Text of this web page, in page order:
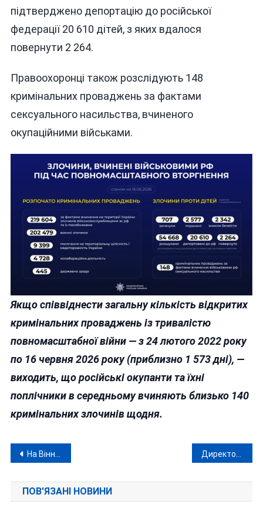
підтверджено депортацію до російської
федерації 20 610 дітей, з яких вдалося
повернути 2 264.
Правоохоронці також розслідують 148
кримінальних проваджень за фактами
сексуального насильства, вчиненого
окупаційними військами.
Якщо співвіднести загальну кількість відкритих
кримінальних проваджень із тривалістю
повномасштабної війни — з 24 лютого 2022 року
по 16 червня 2026 року (приблизно 1 573 дні), —
виходить, що російські окупанти та їхні
поплічники в середньому вчиняють близько 140
кримінальних злочинів щодня.
Навігація
записів
На Вінниччині затримали адміністраторку Viber-мережі: СБУ заблокувала 11 схем ухилення від мобілізації Директор і бухгалтерка «Вінницяпобутхіму» «нахімичили» на понад 7 мільйонів гривень
ПОВ'ЯЗАНІ НОВИНИ